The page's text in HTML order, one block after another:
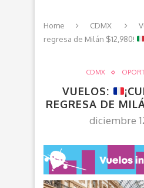
Home CDMX
regresa de Milán $12,980!
CDMX
VUELOS:
REGRESA DE
diciembre